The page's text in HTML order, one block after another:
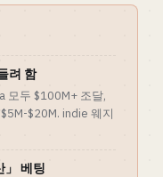
려 함
모두 $100M+ 조달,
$20M. indie 웨지
」 베팅